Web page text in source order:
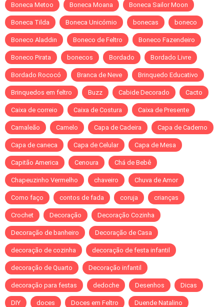
Boneca Metoo Boneca Moana Boneca Sailor Moon
Boneca Tilda Boneca Unicórnio bonecas boneco
Boneco Aladdin Boneco de Feltro Boneco Fazendeiro
Boneco Pirata bonecos Bordado Bordado Livre
Bordado Rococó Branca de Neve Brinquedo Educativo
Brinquedos em feltro Buzz Cabide Decorado Cacto
Caixa de correio Caixa de Costura Caixa de Presente
Camaleão Camelo Capa de Cadeira Capa de Caderno
Capa de caneca Capa de Celular Capa de Mesa
Capitão America Cenoura Chá de Bebê
Chapeuzinho Vermelho chaveiro Chuva de Amor
Como faço contos de fada coruja crianças
Crochet Decoração Decoração Cozinha
Decoração de banheiro Decoração de Casa
decoração de cozinha decoração de festa infantil
decoração de Quarto Decoração infantil
decoração para festas dedoche Desenhos Dicas
DIY doces Doces em Feltro Duende Natalino